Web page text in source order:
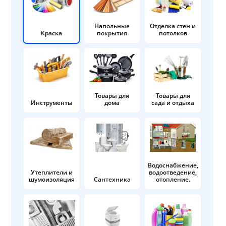
Краска
Напольные
покрытия
Отделка стен и
потолков
Инструменты
Товары для
дома
Товары для
сада и отдыха
Утеплители и
шумоизоляция
Сантехника
Водоснабжение,
водоотведение,
отопление.